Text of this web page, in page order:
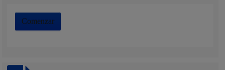
Comenzar